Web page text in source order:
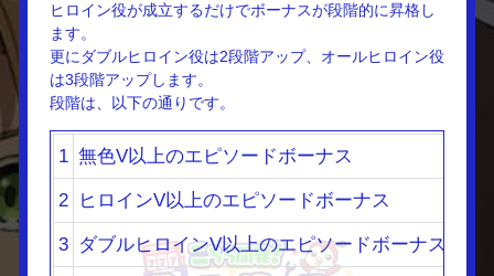
ヒロイン役が成立するだけでボーナスが段階的に昇格し
ます。
更にダブルヒロイン役は2段階アップ、オールヒロイン役
は3段階アップします。
段階は、以下の通りです。
1 無色V以上のエピソードボーナス
2 ヒロインV以上のエピソードボーナス
3 ダブルヒロインV以上のエピソードボーナス